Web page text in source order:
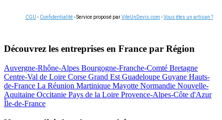
CGU - Confidentialité- Service proposé parViteUnDevis.com -Vous êtes un artisan ?
Découvrez les entreprises en France par Région
Auvergne-Rhône-Alpes Bourgogne-Franche-Comté Bretagne
Centre-Val de Loire Corse Grand Est Guadeloupe Guyane Hauts-
de-France La Réunion Martinique Mayotte Normandie Nouvelle-
Aquitaine Occitanie Pays de la Loire Provence-Alpes-Côte d'Azur
Île-de-France